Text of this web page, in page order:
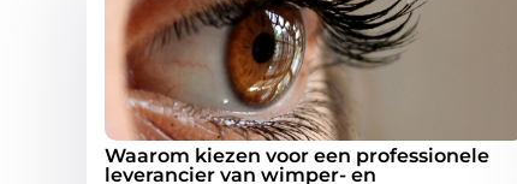
Waarom kiezen voor een professionele
leverancier van wimper- en